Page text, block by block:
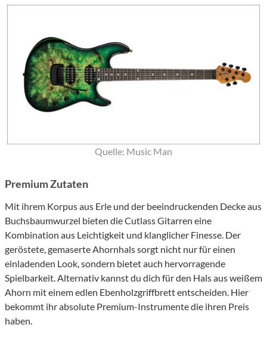
Quelle: Music Man
Premium Zutaten
Mit ihrem Korpus aus Erle und der beeindruckenden Decke aus
Buchsbaumwurzel bieten die Cutlass Gitarren eine
Kombination aus Leichtigkeit und klanglicher Finesse. Der
geröstete, gemaserte Ahornhals sorgt nicht nur für einen
einladenden Look, sondern bietet auch hervorragende
Spielbarkeit. Alternativ kannst du dich für den Hals aus weißem
Ahorn mit einem edlen Ebenholzgriffbrett entscheiden. Hier
bekommt ihr absolute Premium-Instrumente die ihren Preis
haben.